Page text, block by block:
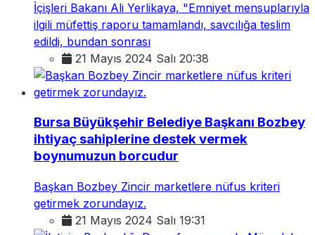
İçişleri Bakanı Ali Yerlikaya, "Emniyet mensuplarıyla
ilgili müfettiş raporu tamamlandı, savcılığa teslim
edildi, bundan sonrası
21 Mayıs 2024 Salı 20:38
Bursa Büyükşehir Belediye Başkanı Bozbey
ihtiyaç sahiplerine destek vermek
boynumuzun borcudur
Başkan Bozbey Zincir marketlere nüfus kriteri
getirmek zorundayız.
21 Mayıs 2024 Salı 19:31